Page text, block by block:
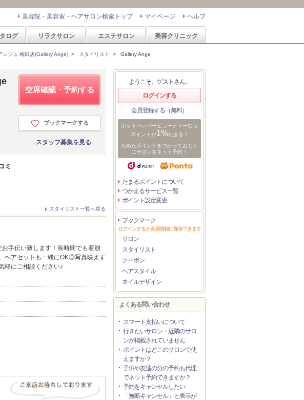
ヘルプ
マイページ
美容院・美容室・ヘアサロン検索トップ
ログ リラクサロン エステサロン 美容クリニック
ンジュ 梅田店(Gallery Ange) > スタイリスト > Gallery Ange
空席確認・予約する
ブックマークする
スタッフ募集を見る
ミ
スタイリスト一覧へ戻る
手伝い致します！長時間でも着崩
ヘアセットも一緒にOK◎写真映えす
軽にご相談ください♪
ようこそ、ゲストさん。
ログインする
会員登録する（無料）
ホットペッパービューティーなら
ポイントが1%たまる！
ためたポイントをつかっておとく
にサロンをネット予約！
たまるポイントについて
つかえるサービス一覧
ポイント設定変更
ブックマーク
ログインすると会員情報に保存できます
サロン
スタイリスト
クーポン
ヘアスタイル
ネイルデザイン
よくある問い合わせ
スマート支払いについて
行きたいサロン・近隣のサロ
ンが掲載されていません
ポイントはどこのサロンで使
えますか？
子供や友達の分の予約も代理
でネット予約できますか？
予約をキャンセルしたい
「無断キャンセル」と表示が